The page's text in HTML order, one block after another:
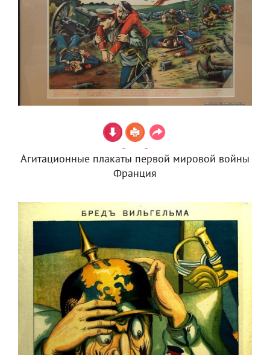
Агитационные плакаты первой мировой войны
Франция